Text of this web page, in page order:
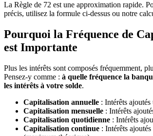
La Règle de 72 est une approximation rapide.
précis, utilisez la formule ci-dessus ou notre
Pourquoi la Fréquence de
est Importante
Plus les intérêts sont composés fréquemment,
Pensez-y comme : à quelle fréquence la
les intérêts à votre solde.
Capitalisation annuelle : Intérêts
Capitalisation mensuelle : Intérêts
Capitalisation quotidienne : Intérêts
Capitalisation continue : Intérêts